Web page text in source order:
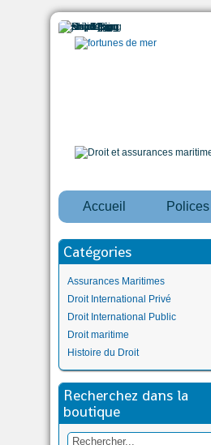
Accueil
Catégories
Assurances Maritimes
Droit International Privé
Droit International Public
Droit maritime
Histoire du Droit
Recherchez dans la
boutique